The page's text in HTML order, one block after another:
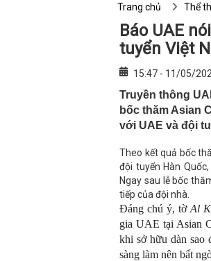
Trang chủ Thể
Báo UAE
tuyển Việt
15:47 - 11/05/
Truyền thông
bốc thăm Asian
với UAE và đội
Theo kết quả bốc
đội tuyển Hàn
Ngay sau lễ bốc
tiếp của đội nhà.
Đáng chú ý, tờ Al
gia UAE tại Asian
khi sở hữu dàn sao
sàng làm nên bất